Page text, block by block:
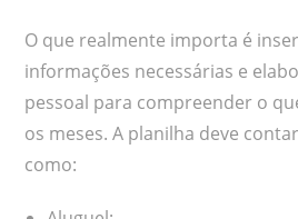
O que realmente importa é
informações necessárias e
pessoal para compreender o
os meses. A planilha deve
como: